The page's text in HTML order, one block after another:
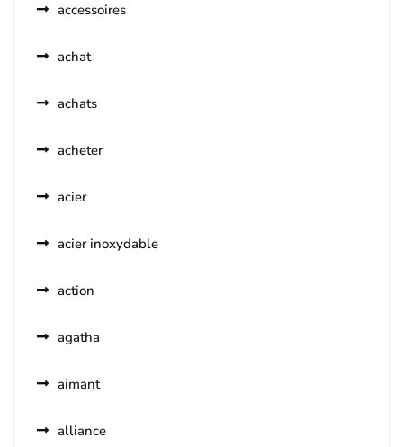
accessoires
achat
achats
acheter
acier
acier inoxydable
action
agatha
aimant
alliance